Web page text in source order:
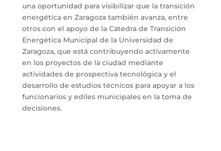
una oportunidad para visibilizar que la transición
energética en Zaragoza también avanza, entre
otros con el apoyo de la Cátedra de Transición
Energética Municipal de la Universidad de
Zaragoza, que está contribuyendo activamente
en los proyectos de la ciudad mediante
actividades de prospectiva tecnológica y el
desarrollo de estudios técnicos para apoyar a los
funcionarios y ediles municipales en la toma de
decisiones.